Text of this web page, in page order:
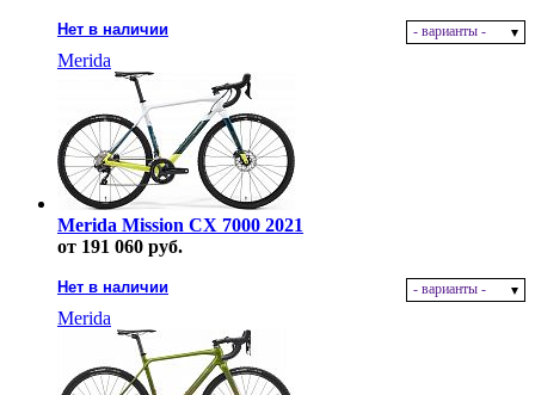
Нет в наличии - варианты -
Merida
Merida Mission CX 7000 2021
от 191 060 руб.
Нет в наличии - варианты -
Merida